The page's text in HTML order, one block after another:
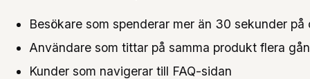
Besökare som spenderar mer än 30 sekunder
Användare som tittar på samma produkt flera
Kunder som navigerar till FAQ-sidan